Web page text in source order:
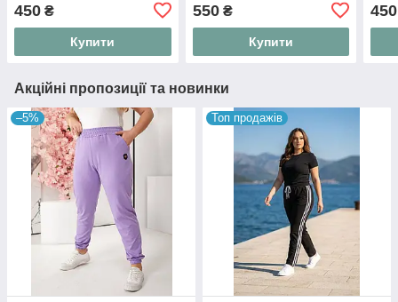
450 ₴
Купити
(#1381ыван)
550₴
Купити
450
Акційні пропозиції та новинки
–5% Топ продажів